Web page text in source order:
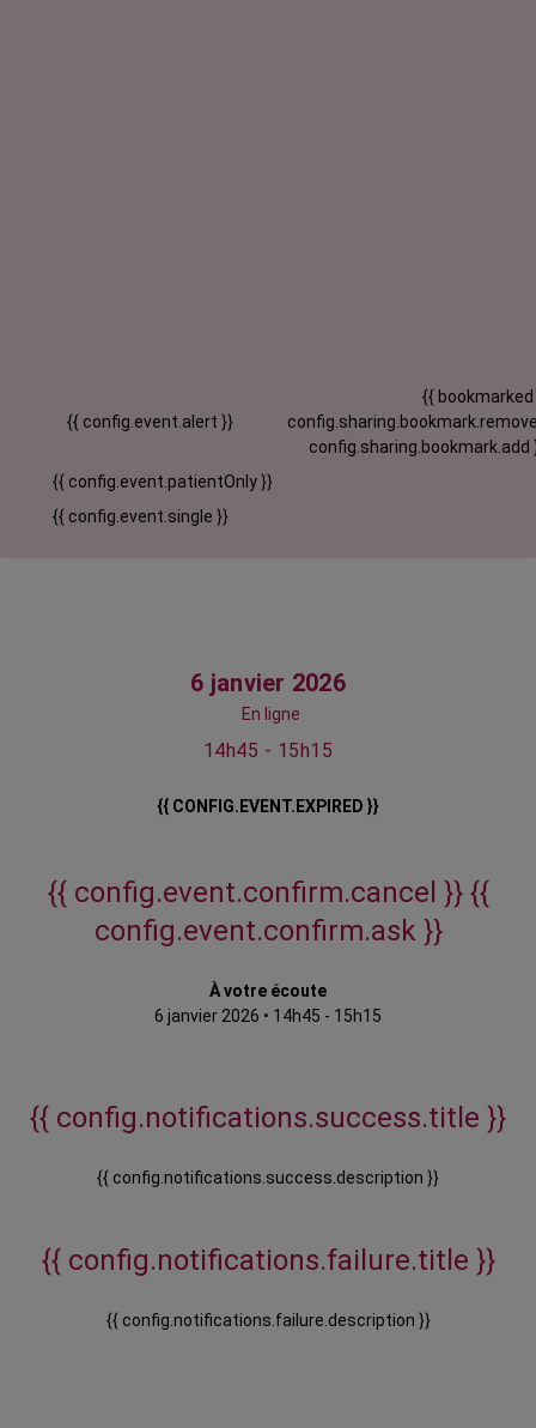
{{ config.event.alert }}
{{ bookmarked
config.sharing.bookmark.add
{{ config.event.patientOnly }}
{{ config.event.single }}
6 janvier 2026
En ligne
14h45 - 15h15
{{ CONFIG.EVENT.EXPIRED }}
{{ config.event.confirm.cancel }} {{
config.event.confirm.ask }}
À votre écoute
6 janvier 2026 • 14h45 - 15h15
{{ config.notifications.success.title }}
{{ config.notifications.success.description }}
{{ config.notifications.failure.title }}
{{ config.notifications.failure.description }}